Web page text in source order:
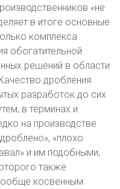
«не
в итоге основные
комплекса
обогатительной
решений в области
дробления
разработок до сих
в терминах и
на производстве
«плохо
и им подобными,
также
косвенным